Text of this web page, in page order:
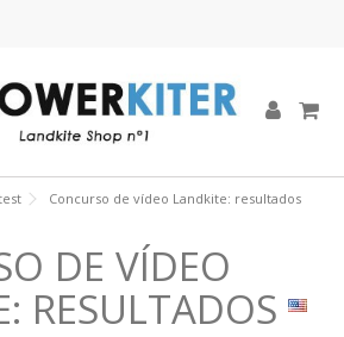
Concurso de vídeo Landkite: resultados
DE VÍDEO
RESULTADOS